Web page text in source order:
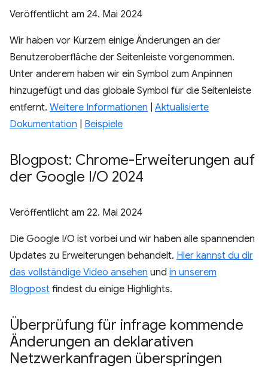
Veröffentlicht am 24. Mai 2024
Wir haben vor Kurzem einige Änderungen an der
Benutzeroberfläche der Seitenleiste vorgenommen.
Unter anderem haben wir ein Symbol zum Anpinnen
hinzugefügt und das globale Symbol für die Seitenleiste
entfernt. Weitere Informationen
Aktualisierte
Dokumentation
Beispiele
Blogpost: Chrome-Erweiterungen auf
der Google I/O 2024
Veröffentlicht am 22. Mai 2024
Die Google I/O ist vorbei und wir haben alle spannenden
Updates zu Erweiterungen behandelt. Hier kannst du dir
das vollständige Video ansehen und in unserem
Blogpost findest du einige Highlights.
Überprüfung für infrage kommende
Änderungen an deklarativen
Netzwerkanfragen überspringen